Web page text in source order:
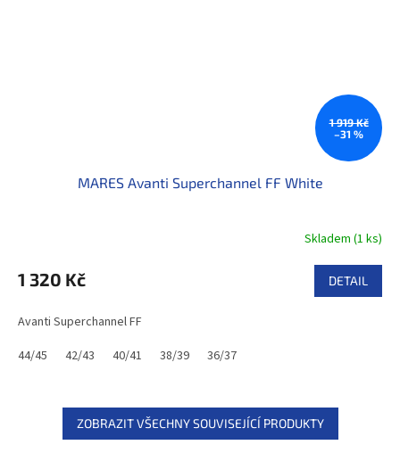
1 919 Kč
–31 %
MARES Avanti Superchannel FF White
Skladem (1 ks)
1 320 Kč DETAIL
Avanti Superchannel FF
44/45
42/43 40/41 38/39 36/37
ZOBRAZIT VŠECHNY SOUVISEJÍCÍ PRODUKTY